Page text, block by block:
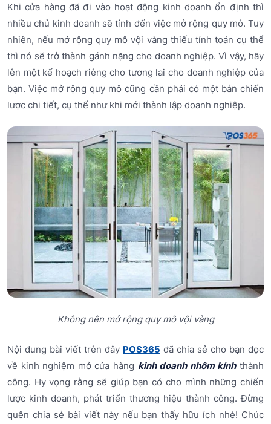
Khi cửa hàng đã đi vào hoạt động kinh doanh ổn định thì
nhiều chủ kinh doanh sẽ tính đến việc mở rộng quy mô. Tuy
nhiên, nếu mở rộng quy mô vội vàng thiếu tính toán cụ thể
thì nó sẽ trở thành gánh nặng cho doanh nghiệp. Vì vậy, hãy
lên một kế hoạch riêng cho tương lai cho doanh nghiệp của
bạn. Việc mở rộng quy mô cũng cần phải có một bản chiến
lược chi tiết, cụ thể như khi mới thành lập doanh nghiệp.
Không nên mở rộng quy mô vội vàng
Nội dung bài viết trên đây POS365 đã chia sẻ cho bạn đọc
về kinh nghiệm mở cửa hàng kinh doanh nhôm kínhthành
công. Hy vọng rằng sẽ giúp bạn có cho mình những chiến
lược kinh doanh, phát triển thương hiệu thành công. Đừng
quên chia sẻ bài viết này nếu bạn thấy hữu ích nhé! Chúc